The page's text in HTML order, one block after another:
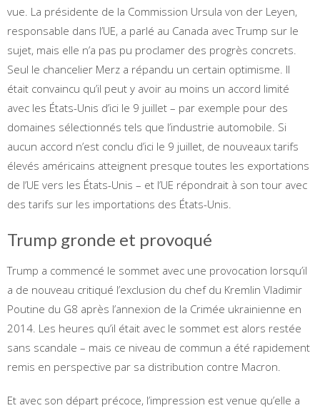
vue. La présidente de la Commission Ursula von der Leyen,
responsable dans l’UE, a parlé au Canada avec Trump sur le
sujet, mais elle n’a pas pu proclamer des progrès concrets.
Seul le chancelier Merz a répandu un certain optimisme. Il
était convaincu qu’il peut y avoir au moins un accord limité
avec les États-Unis d’ici le 9 juillet – par exemple pour des
domaines sélectionnés tels que l’industrie automobile. Si
aucun accord n’est conclu d’ici le 9 juillet, de nouveaux tarifs
élevés américains atteignent presque toutes les exportations
de l’UE vers les États-Unis – et l’UE répondrait à son tour avec
des tarifs sur les importations des États-Unis.
Trump gronde et provoqué
Trump a commencé le sommet avec une provocation lorsqu’il
a de nouveau critiqué l’exclusion du chef du Kremlin Vladimir
Poutine du G8 après l’annexion de la Crimée ukrainienne en
2014. Les heures qu’il était avec le sommet est alors restée
sans scandale – mais ce niveau de commun a été rapidement
remis en perspective par sa distribution contre Macron.
Et avec son départ précoce, l’impression est venue qu’elle a